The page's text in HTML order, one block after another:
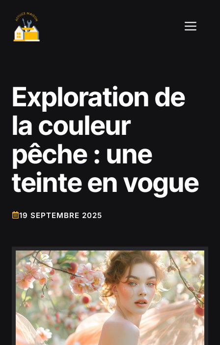
contenu
Exploration de
la couleur
pêche : une
teinte en vogue
19 SEPTEMBRE 2025